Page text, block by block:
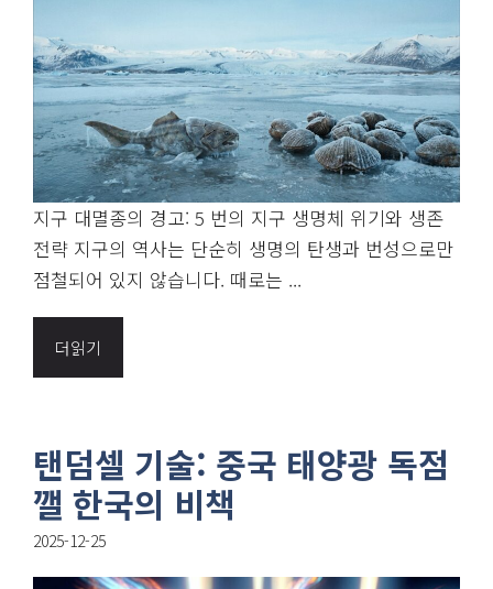
지구 대멸종의 경고: 5 번의 지구 생명체 위기와 생존
전략 지구의 역사는 단순히 생명의 탄생과 번성으로만
점철되어 있지 않습니다. 때로는 ...
더읽기
탠덤셀 기술: 중국 태양광 독점
깰 한국의 비책
2025-12-25